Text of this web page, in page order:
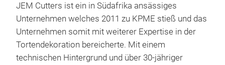
JEM Cutters ist ein in Südafrika ansässiges
Unternehmen welches 2011 zu KPME stieß und das
Unternehmen somit mit weiterer Expertise in der
Tortendekoration bereicherte. Mit einem
technischen Hintergrund und über 30-jähriger